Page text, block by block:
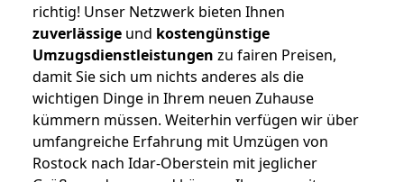
richtig! Unser Netzwerk bieten Ihnen
zuverlässige und kostengünstige
Umzugsdienstleistungen zu fairen Preisen,
damit Sie sich um nichts anderes als die
wichtigen Dinge in Ihrem neuen Zuhause
kümmern müssen. Weiterhin verfügen wir über
umfangreiche Erfahrung mit Umzügen von
Rostock nach Idar-Oberstein mit jeglicher